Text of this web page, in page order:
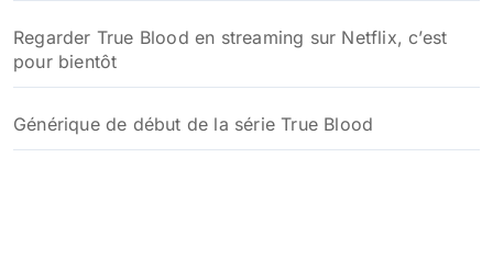
Regarder True Blood en streaming sur Netflix, c’est
pour bientôt
Générique de début de la série True Blood